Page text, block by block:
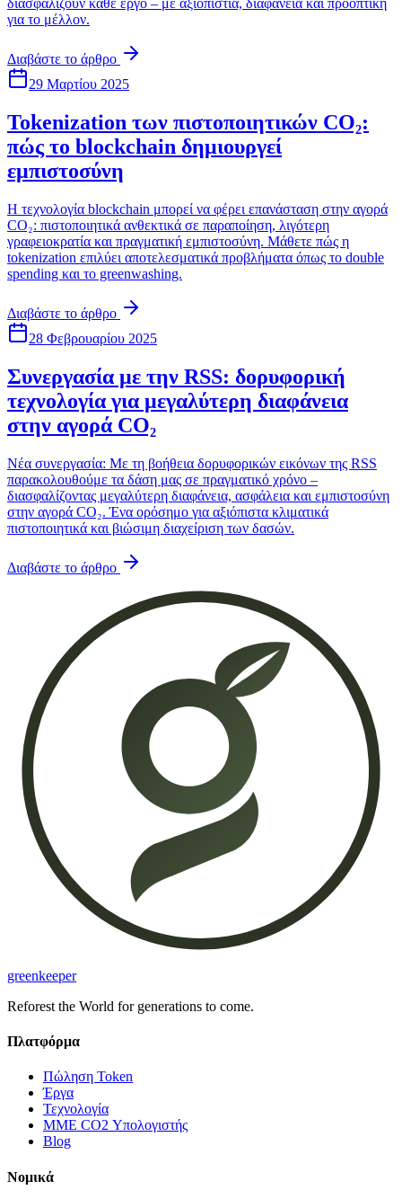
διασφαλίζουν κάθε έργο – με αξιοπιστία, διαφάνεια και προοπτική
για το μέλλον.
Διαβάστε το άρθρο
29 Μαρτίου 2025
Tokenization των πιστοποιητικών CO₂:
πώς το blockchain δημιουργεί
εμπιστοσύνη
Η τεχνολογία blockchain μπορεί να φέρει επανάσταση στην αγορά
CO₂: πιστοποιητικά ανθεκτικά σε παραποίηση, λιγότερη
γραφειοκρατία και πραγματική εμπιστοσύνη. Μάθετε πώς η
tokenization επιλύει αποτελεσματικά προβλήματα όπως το double
spending και το greenwashing.
Διαβάστε το άρθρο
28 Φεβρουαρίου 2025
Συνεργασία με την RSS: δορυφορική
τεχνολογία για μεγαλύτερη διαφάνεια
στην αγορά CO₂
Νέα συνεργασία: Με τη βοήθεια δορυφορικών εικόνων της RSS
παρακολουθούμε τα δάση μας σε πραγματικό χρόνο –
διασφαλίζοντας μεγαλύτερη διαφάνεια, ασφάλεια και εμπιστοσύνη
στην αγορά CO₂. Ένα ορόσημο για αξιόπιστα κλιματικά
πιστοποιητικά και βιώσιμη διαχείριση των δασών.
Διαβάστε το άρθρο
greenkeeper
Reforest the World for generations to come.
Πλατφόρμα
Πώληση Token
Έργα
Τεχνολογία
ΜΜΕ CO2 Υπολογιστής
Blog
Νομικά